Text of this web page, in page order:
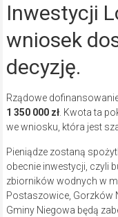
Inwestycji
wniosek
decyzję.
Rządowe
1 350 000 zł. Kwota ta
we wniosku, która jest
Pieniądze zostaną
obecnie inwestycji, czyli
zbiorników wodnych w
Postaszowice, Gorzków
Gminy Niegowa będą